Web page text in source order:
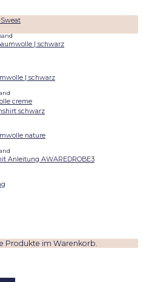
Produkte im Warenkorb.
| schwarz
nature